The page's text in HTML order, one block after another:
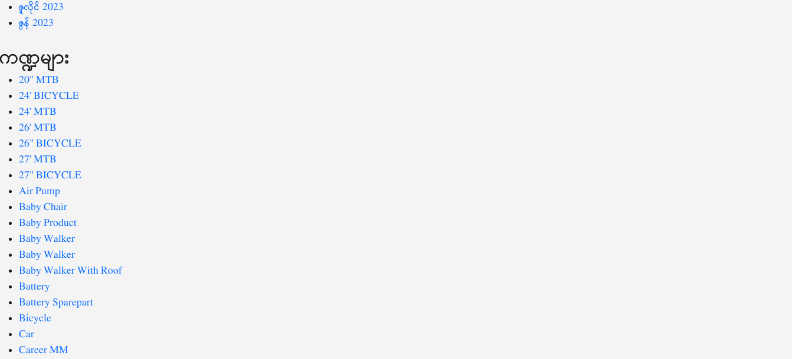
ဇူလိုင် 2023
ဇွန် 2023
ကဏ္ဍများ
20" MTB
24' BICYCLE
24' MTB
26' MTB
26" BICYCLE
27' MTB
27" BICYCLE
Air Pump
Baby Chair
Baby Product
Baby Walker
Baby Walker
Baby Walker With Roof
Battery
Battery Sparepart
Bicycle
Car
Career MM